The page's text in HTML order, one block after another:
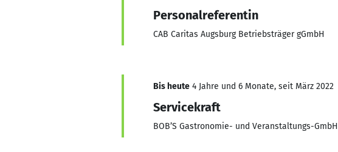
Personalreferentin
CAB Caritas Augsburg Betriebsträger gGmbH
Bis heute 4 Jahre und 6 Monate, seit März 2022
Servicekraft
BOB’S Gastronomie- und Veranstaltungs-GmbH